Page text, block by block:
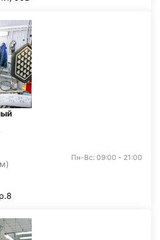
Пн-Вс: 09:00 - 21:00